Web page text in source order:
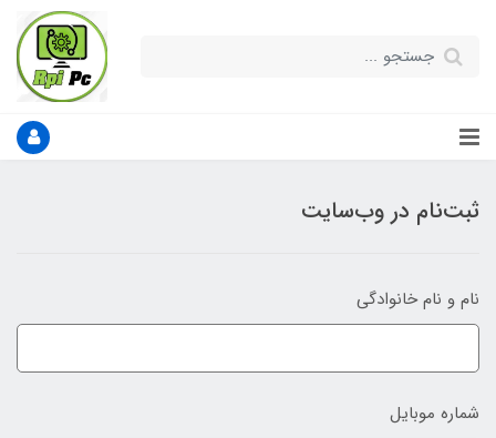
ثبت‌نام در وب‌سایت
نام و نام خانوادگی
شماره موبایل